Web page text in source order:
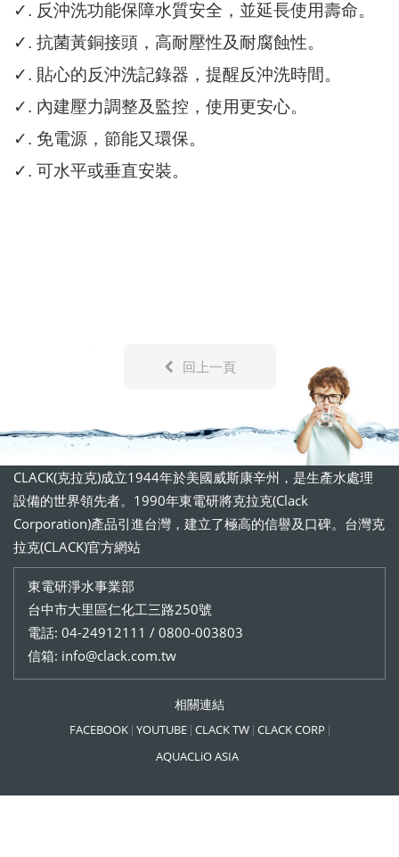
✓. 反沖洗功能保障水質安全，並延長使用壽命。
✓. 抗菌黃銅接頭，高耐壓性及耐腐蝕性。
✓. 貼心的反沖洗記錄器，提醒反沖洗時間。
✓. 內建壓力調整及監控，使用更安心。
✓. 免電源，節能又環保。
✓. 可水平或垂直安裝。
回上一頁
CLACK(克拉克)成立1944年於美國威斯康辛州，是生產水處理
設備的世界領先者。1990年東電研將克拉克(Clack
Corporation)產品引進台灣，建立了極高的信譽及口碑。台灣克
拉克(CLACK)官方網站
東電研淨水事業部
台中市大里區仁化工三路250號
電話: 04-24912111 / 0800-003803
信箱: info@clack.com.tw
相關連結
FACEBOOK YOUTUBE CLACK TW CLACK CORP
AQUACLiO ASIA